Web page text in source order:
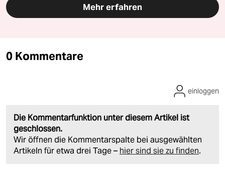
Mehr erfahren
0 Kommentare
Die Kommentarfunktion unter diesem Artikel ist
geschlossen.
Wir öffnen die Kommentarspalte bei ausgewählten
Artikeln für etwa drei Tage – hier sind sie zu finden.
einloggen